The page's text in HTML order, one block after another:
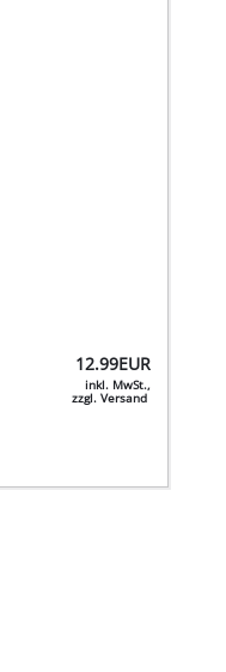
12.99EUR
inkl. MwSt.,
zzgl. Versand